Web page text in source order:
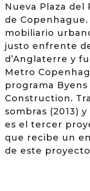
Nueva Plaza del
de
mobiliario
justo enfrente
d’Anglaterre y
Metro
programa Byens
Construction.
sombras (2013)
es el tercer
que recibe un
de este